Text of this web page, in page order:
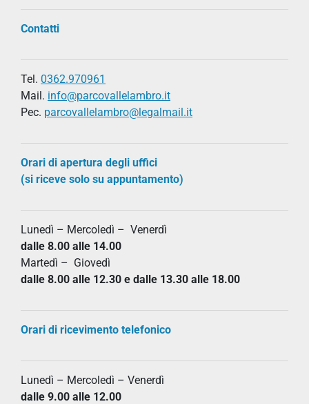
Contatti
Tel. 0362.970961
Mail. info@parcovallelambro.it
Pec. parcovallelambro@legalmail.it
Orari di apertura degli uffici
(si riceve solo su appuntamento)
Lunedì – Mercoledì – Venerdì
dalle 8.00 alle 14.00
Martedì – Giovedì
dalle 8.00 alle 12.30 e dalle 13.30 alle 18.00
Orari di ricevimento telefonico
Lunedì – Mercoledì – Venerdì
dalle 9.00 alle 12.00